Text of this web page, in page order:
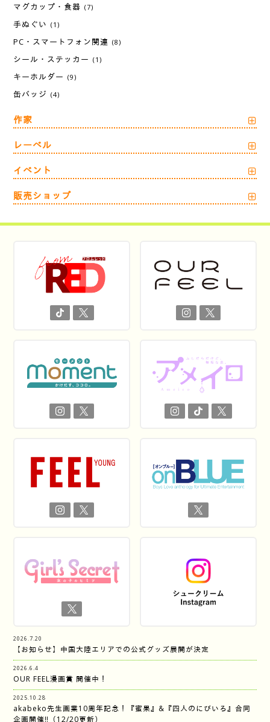
マグカップ・食器 (7)
手ぬぐい (1)
PC・スマートフォン関連 (8)
シール・ステッカー (1)
キーホルダー (9)
缶バッジ (4)
作家
レーベル
イベント
販売ショップ
2026.7.20
【お知らせ】中国大陸エリアでの公式グッズ展開が決定
2026.6.4
OUR FEEL漫画賞 開催中！
2025.10.28
akabeko先生画業10周年記念！『蜜果』&『四人のにびいろ』合同
企画開催‼︎（12/20更新）